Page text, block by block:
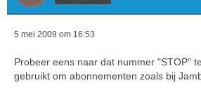
5 mei 2009 om 16:53
Probeer eens naar dat nummer "STOP"
gebruikt om abonnementen zoals bij